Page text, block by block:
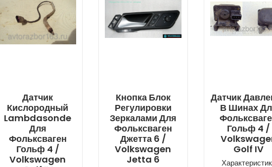
Датчик
Кислородный
Lambdasonde
Для
Фольксваген
Гольф 4 /
Volkswagen
Кнопка Блок
Регулировки
Зеркалами Для
Фольксваген
Джетта 6 /
Volkswagen
Jetta 6
Датчик
В Шинах
Гольф 4 /
Golf IV